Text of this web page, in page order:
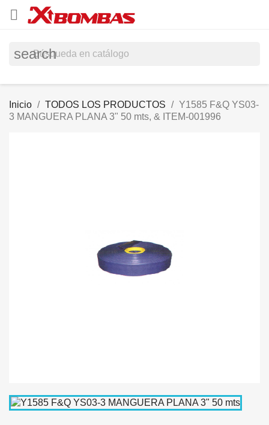

search
Inicio TODOS LOS PRODUCTOS
Y1585 F&Q YS03-
3 MANGUERA PLANA 3" 50 mts, & ITEM-001996